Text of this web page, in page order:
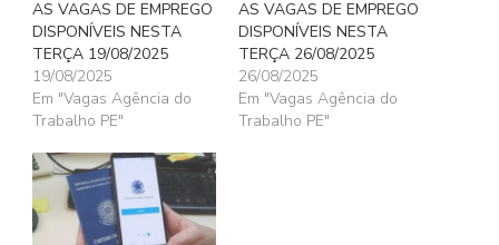
AS VAGAS DE EMPREGO
DISPONÍVEIS NESTA
TERÇA 19/08/2025
19/08/2025
Em "Vagas Agência do
Trabalho PE"
AS VAGAS DE EMPREGO
DISPONÍVEIS NESTA
TERÇA 26/08/2025
26/08/2025
Em "Vagas Agência do
Trabalho PE"